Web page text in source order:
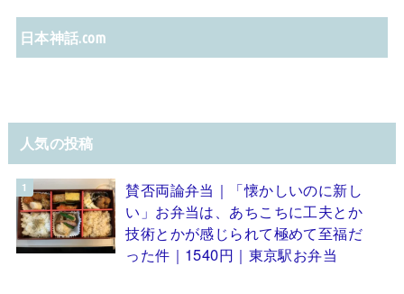
日本神話.com
人気の投稿
賛否両論弁当｜「懐かしいのに新し
い」お弁当は、あちこちに工夫とか
技術とかが感じられて極めて至福だ
った件｜1540円｜東京駅お弁当